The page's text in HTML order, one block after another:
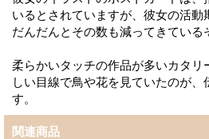
いるとされていますが、彼女の活動
だんだんとその数も減ってきている
柔らかいタッチの作品が多いカタリ
しい目線で鳥や花を見ていたのが
す。
関連商品